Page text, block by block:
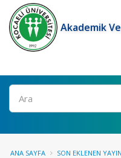
Akademik
Ara
ANA SAYFA SON EKLENEN